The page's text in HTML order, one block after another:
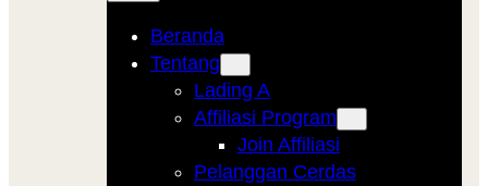
Beranda
Tentang
Lading A
Affiliasi Program
Join Affiliasi
Pelanggan Cerdas